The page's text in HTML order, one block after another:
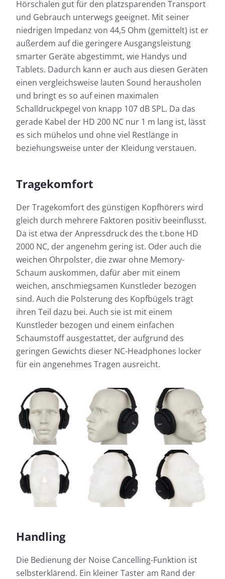
Hörschalen gut für den platzsparenden Transport
und Gebrauch unterwegs geeignet. Mit seiner
niedrigen Impedanz von 44,5 Ohm (gemittelt) ist er
außerdem auf die geringere Ausgangsleistung
smarter Geräte abgestimmt, wie Handys und
Tablets. Dadurch kann er auch aus diesen Geräten
einen vergleichsweise lauten Sound herausholen
und bringt es so auf einen maximalen
Schalldruckpegel von knapp 107 dB SPL. Da das
gerade Kabel der HD 200 NC nur 1 m lang ist, lässt
es sich mühelos und ohne viel Restlänge in
beziehungsweise unter der Kleidung verstauen.
Tragekomfort
Der Tragekomfort des günstigen Kopfhörers wird
gleich durch mehrere Faktoren positiv beeinflusst.
Da ist etwa der Anpressdruck des the t.bone HD
2000 NC, der angenehm gering ist. Oder auch die
weichen Ohrpolster, die zwar ohne Memory-
Schaum auskommen, dafür aber mit einem
weichen, anschmiegsamen Kunstleder bezogen
sind. Auch die Polsterung des Kopfbügels trägt
ihren Teil dazu bei. Auch sie ist mit einem
Kunstleder bezogen und einem einfachen
Schaumstoff ausgestattet, der aufgrund des
geringen Gewichts dieser NC-Headphones locker
für ein angenehmes Tragen ausreicht.
Handling
Die Bedienung der Noise Cancelling-Funktion ist
selbsterklärend. Ein kleiner Taster am Rand der